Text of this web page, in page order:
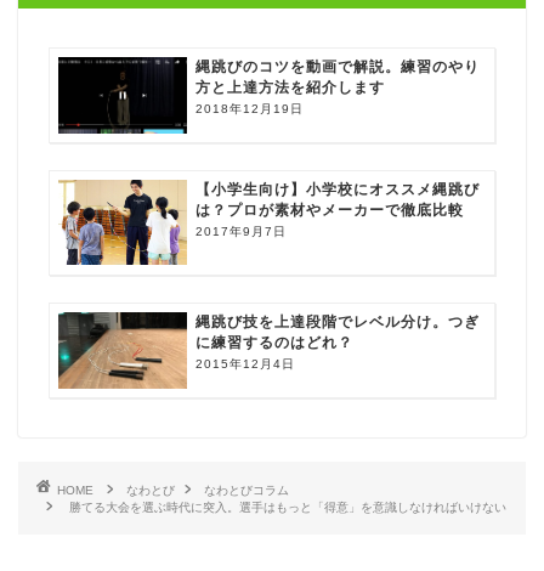
縄跳びのコツを動画で解説。練習のやり
方と上達方法を紹介します
2018年12月19日
【小学生向け】小学校にオススメ縄跳び
は？プロが素材やメーカーで徹底比較
2017年9月7日
縄跳び技を上達段階でレベル分け。つぎ
に練習するのはどれ？
2015年12月4日
HOME なわとび
なわとびコラム
勝てる大会を選ぶ時代に突入。選手はもっと「得意」を意識しなければいけない